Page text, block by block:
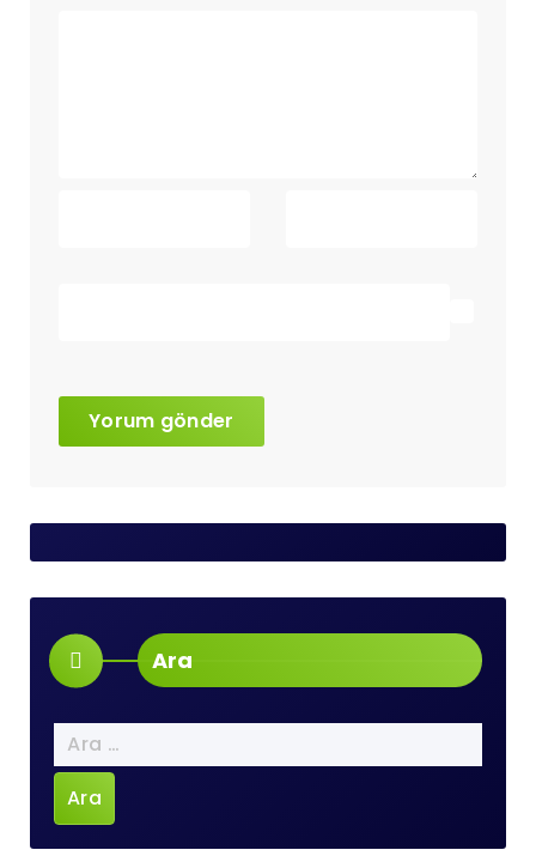
Ara
Arama: